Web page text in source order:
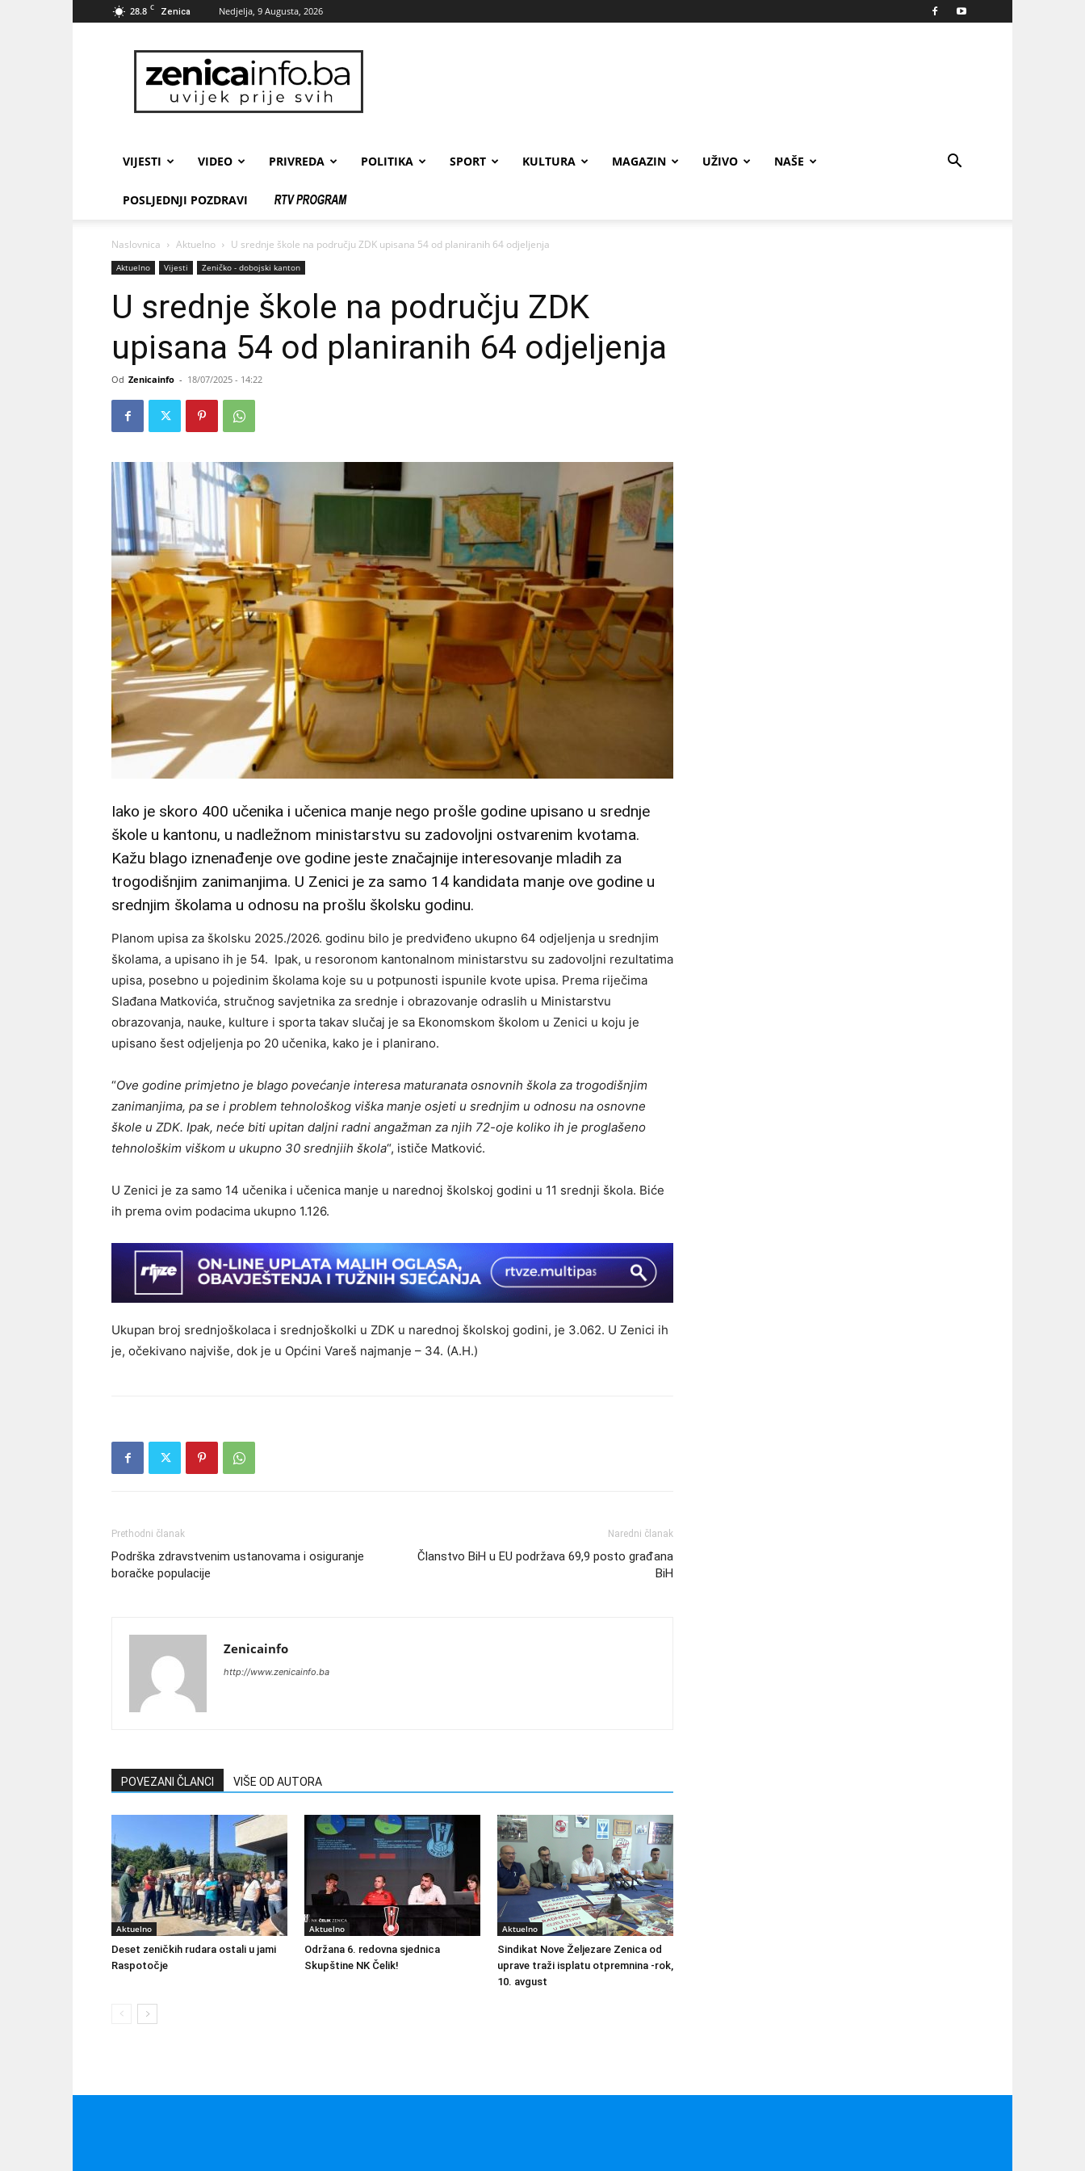
28.8 C Zenica Nedjelja, 9 Augusta, 2026
zenicainfo.ba
VIJESTI VIDEO PRIVREDA POLITIKA SPORT KULTURA MAGAZIN UŽIVO NAŠE
POSLJEDNJI POZDRAVI
Naslovnica Aktuelno U srednje škole na području ZDK upisana 54 od planiranih 64 odjeljenja
Aktuelno Vijesti Zeničko - dobojski kanton
U srednje škole na području ZDK
upisana 54 od planiranih 64 odjeljenja
Od Zenicainfo - 18/07/2025 - 14:22
Iako je skoro 400 učenika i učenica manje nego prošle godine upisano u srednje
škole u kantonu, u nadležnom ministarstvu su zadovoljni ostvarenim kvotama.
Kažu blago iznenađenje ove godine jeste značajnije interesovanje mladih za
trogodišnjim zanimanjima. U Zenici je za samo 14 kandidata manje ove godine u
srednjim školama u odnosu na prošlu školsku godinu.
Planom upisa za školsku 2025./2026. godinu bilo je predviđeno ukupno 64 odjeljenja u srednjim
školama, a upisano ih je 54. Ipak, u resoronom kantonalnom ministarstvu su zadovoljni rezultatima
upisa, posebno u pojedinim školama koje su u potpunosti ispunile kvote upisa. Prema riječima
Slađana Matkovića, stručnog savjetnika za srednje i obrazovanje odraslih u Ministarstvu
obrazovanja, nauke, kulture i sporta takav slučaj je sa Ekonomskom školom u Zenici u koju je
upisano šest odjeljenja po 20 učenika, kako je i planirano.
“Ove godine primjetno je blago povećanje interesa maturanata osnovnih škola za trogodišnjim
zanimanjima, pa se i problem tehnološkog viška manje osjeti u srednjim u odnosu na osnovne
škole u ZDK. Ipak, neće biti upitan daljni radni angažman za njih 72-oje koliko ih je proglašeno
tehnološkim viškom u ukupno 30 srednjiih škola“, ističe Matković.
U Zenici je za samo 14 učenika i učenica manje u narednoj školskoj godini u 11 srednji škola. Biće
ih prema ovim podacima ukupno 1.126.
Ukupan broj srednjoškolaca i srednjoškolki u ZDK u narednoj školskoj godini, je 3.062. U Zenici ih
je, očekivano najviše, dok je u Općini Vareš najmanje – 34. (A.H.)
Prethodni članak
Podrška zdravstvenim ustanovama i osiguranje
boračke populacije
Naredni članak
Članstvo BiH u EU podržava 69,9 posto građana
BiH
Zenicainfo
http://www.zenicainfo.ba
POVEZANI ČLANCI VIŠE OD AUTORA
Aktuelno
Deset zeničkih rudara ostali u jami
Raspotočje
Aktuelno
Održana 6. redovna sjednica
Skupštine NK Čelik!
Aktuelno
Sindikat Nove Željezare Zenica od
uprave traži isplatu otpremnina -rok,
10. avgust